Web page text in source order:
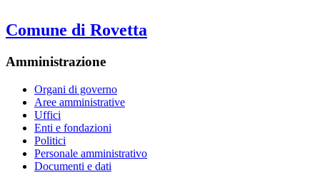
Comune di Rovetta
Amministrazione
Organi di governo
Aree amministrative
Uffici
Enti e fondazioni
Politici
Personale amministrativo
Documenti e dati